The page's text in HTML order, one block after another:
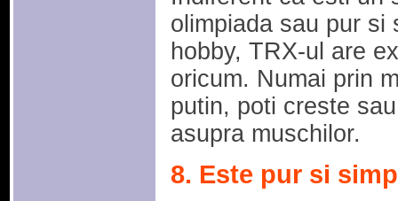
olimpiada sau pur si
hobby, TRX-ul are
oricum. Numai prin
putin, poti creste
asupra muschilor.
8. Este pur si